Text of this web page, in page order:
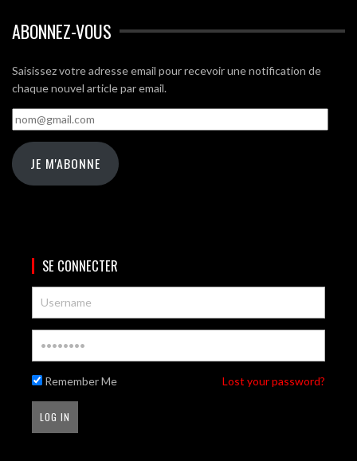
ABONNEZ-VOUS
Saisissez votre adresse email pour recevoir une notification de
chaque nouvel article par email.
nom@gmail.com
JE M'ABONNE
SE CONNECTER
Remember Me Lost your password?